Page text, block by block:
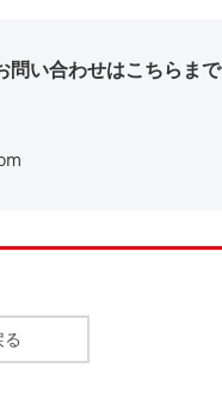
問い合わせはこちらまで